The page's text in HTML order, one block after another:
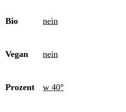
Bio nein
Vegan nein
Prozent w 40°